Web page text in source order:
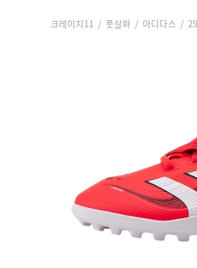
크레이지11 / 풋살화 / 아디다스 /